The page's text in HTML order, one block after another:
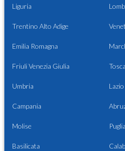
Liguria
Trentino Alto Adige
Emilia Romagna
Friuli Venezia Giulia
Umbria Lazio
Campania
Molise Puglia
Basilicata